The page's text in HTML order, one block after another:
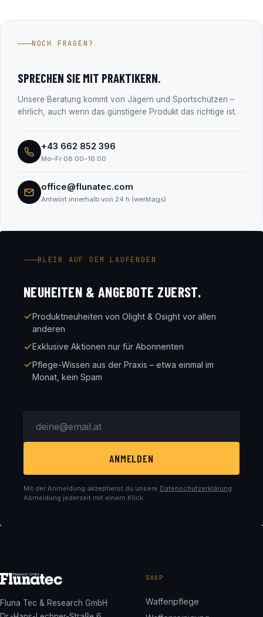
Hersteller des Fluna Gun Coating Systems und seit über 15
Salzburg). Alle Unternehmensdaten findest du transparent
NOCH FRAGEN?
SPRECHEN SIE MIT PRAKTIKERN.
Unsere Beratung kommt von Jägern und Sportschützen –
ehrlich, auch wenn das günstigere Produkt das richtige ist.
+43 662 852 396
Mo–Fr 08:00–16:00
office@flunatec.com
Antwort innerhalb von 24 h (werktags)
BLEIB AUF DEM LAUFENDEN
NEUHEITEN & ANGEBOTE ZUERST.
Produktneuheiten von Olight & Osight vor allen
anderen
Exklusive Aktionen nur für Abonnenten
Pflege-Wissen aus der Praxis – etwa einmal im
Monat, kein Spam
ANMELDEN
Mit der Anmeldung akzeptierst du unsere Datenschutzerklärung.
Abmeldung jederzeit mit einem Klick.
Fluna Tec & Research GmbH
SHOP
Waffenpflege